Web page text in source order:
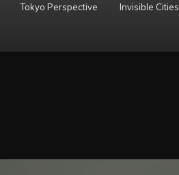
Tokyo Perspective Invisible Cities